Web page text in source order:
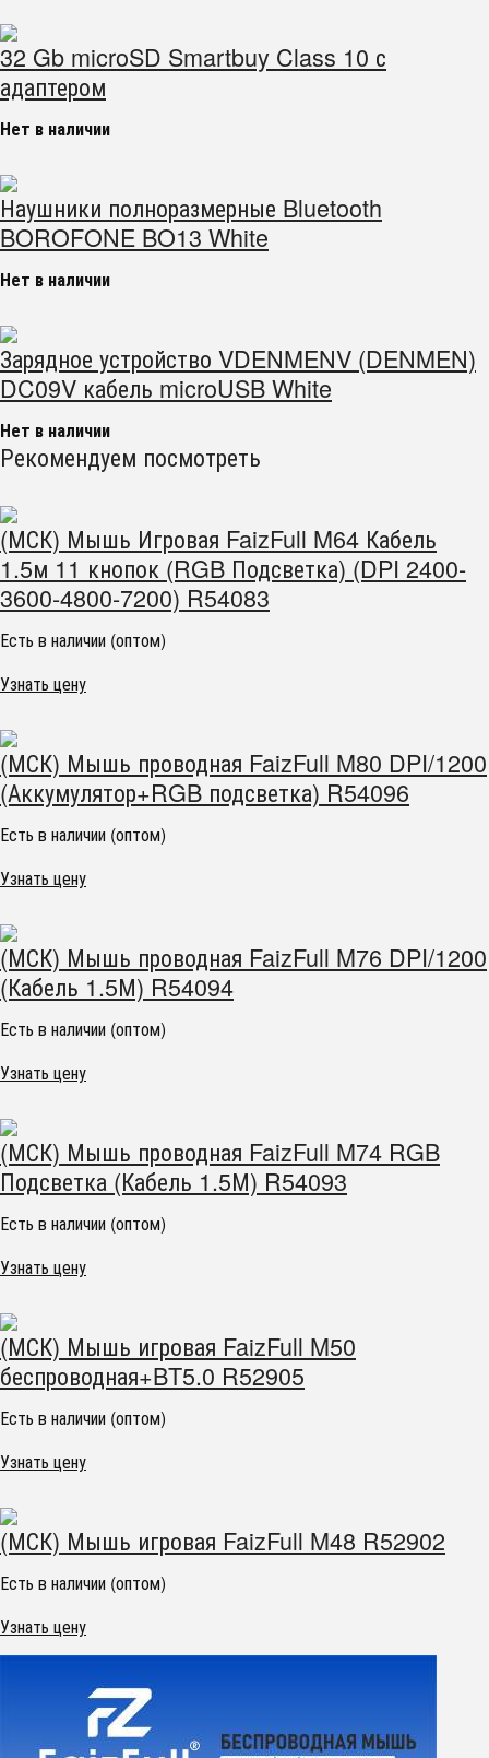
32 Gb microSD Smartbuy Class 10 с
адаптером
Нет в наличии
Наушники полноразмерные Bluetooth
BOROFONE BO13 White
Нет в наличии
Зарядное устройство VDENMENV (DENMEN)
DC09V кабель microUSB White
Нет в наличии
Рекомендуем посмотреть
(МСК) Мышь Игровая FaizFull M64 Кабель
1.5м 11 кнопок (RGB Подсветка) (DPI 2400-
3600-4800-7200) R54083
Есть в наличии (оптом)
Узнать цену
(МСК) Мышь проводная FaizFull M80 DPI/1200
(Аккумулятор+RGB подсветка) R54096
Есть в наличии (оптом)
Узнать цену
(МСК) Мышь проводная FaizFull M76 DPI/1200
(Кабель 1.5М) R54094
Есть в наличии (оптом)
Узнать цену
(МСК) Мышь проводная FaizFull M74 RGB
Подсветка (Кабель 1.5М) R54093
Есть в наличии (оптом)
Узнать цену
(МСК) Мышь игровая FaizFull M50
беспроводная+BT5.0 R52905
Есть в наличии (оптом)
Узнать цену
(МСК) Мышь игровая FaizFull M48 R52902
Есть в наличии (оптом)
Узнать цену